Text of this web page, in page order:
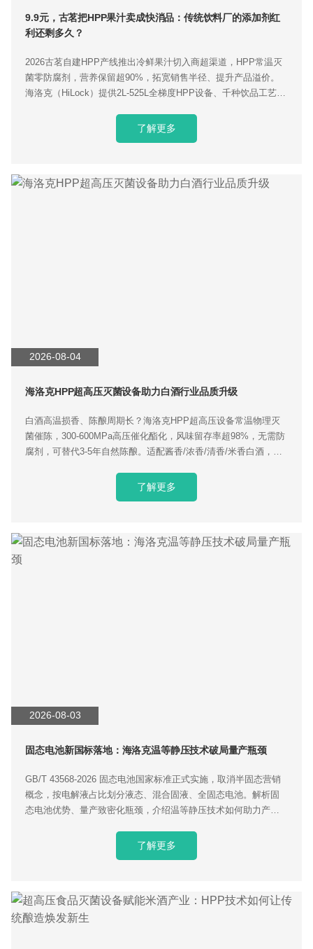
9.9元，古茗把HPP果汁卖成快消品：传统饮料厂的添加剂红
利还剩多久？
2026古茗自建HPP产线推出冷鲜果汁切入商超渠道，HPP常温灭
菌零防腐剂，营养保留超90%，拓宽销售半径、提升产品溢价。
海洛克（HiLock）提供2L-525L全梯度HPP设备、千种饮品工艺库
了解更多
2026-08-04
海洛克HPP超高压灭菌设备助力白酒行业品质升级
白酒高温损香、陈酿周期长？海洛克HPP超高压设备常温物理灭
菌催陈，300-600MPa高压催化酯化，风味留存率超98%，无需防
腐剂，可替代3-5年自然陈酿。适配酱香/浓香/清香/米香白酒，单
了解更多
2026-08-03
固态电池新国标落地：海洛克温等静压技术破局量产瓶颈
GB/T 43568‑2026 固态电池国家标准正式实施，取消半固态营销
概念，按电解液占比划分液态、混合固液、全固态电池。解析固
态电池优势、量产致密化瓶颈，介绍温等静压技术如何助力产业
了解更多